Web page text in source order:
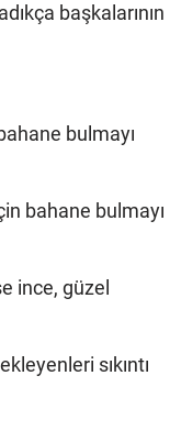
başkalarının
bulmayı
bahane bulmayı
ince, güzel
sıkıntı